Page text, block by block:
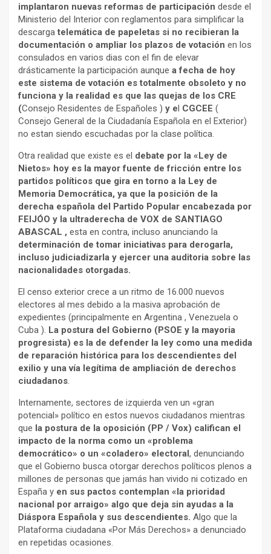
implantaron nuevas reformas de participación desde el
Ministerio del Interior con reglamentos para simplificar la
descargatelemática de papeletas si no recibieran la
documentación o ampliar los plazos de votación en los
consulados en varios dias con el fin de elevar
drásticamente la participación aunque a fecha de hoy
este sistema de votación es totalmente obsoleto y no
funciona y la realidad es que las quejas de los CRE
(Consejo Residentes de Españoles ) y el CGCEE (
Consejo General de la Ciudadanía Española en el Exterior)
no estan siendo escuchadas por la clase política.
Otra realidad que existe es el debate por la «Ley de
Nietos» hoy es la mayor fuente de fricción entre los
partidos políticos que gira en torno a la Ley de
Memoria Democrática, ya que la posición de la
derecha española del Partido Popular encabezada por
FEIJÓO y la ultraderecha de VOX de SANTIAGO
ABASCAL , esta en contra, incluso anunciando la
determinación de tomar iniciativas para derogarla,
incluso judiciadizarla y ejercer una auditoria sobre las
nacionalidades otorgadas.
El censo exterior crece a un ritmo de 16.000 nuevos
electores al mes debido a la masiva aprobación de
expedientes (principalmente en Argentina , Venezuela o
Cuba ). La postura del Gobierno (PSOE y la mayoria
progresista) es la de defender la ley como una medida
de reparación histórica para los descendientes del
exilio y una vía legítima de ampliación de derechos
ciudadanos.
Internamente, sectores de izquierda ven un «gran
potencial» político en estos nuevos ciudadanos mientras
que la postura de la oposición (PP / Vox) califican el
impacto de la norma como un «problema
democrático» o un «coladero» electoral, denunciando
que el Gobierno busca otorgar derechos políticos plenos a
millones de personas que jamás han vivido ni cotizado en
España y en sus pactos contemplan «la prioridad
nacional por arraigo» algo que deja sin ayudas a la
Diáspora Española y sus descendientes. Algo que la
Plataforma ciudadana «Por Más Derechos» a denunciado
en repetidas ocasiones.